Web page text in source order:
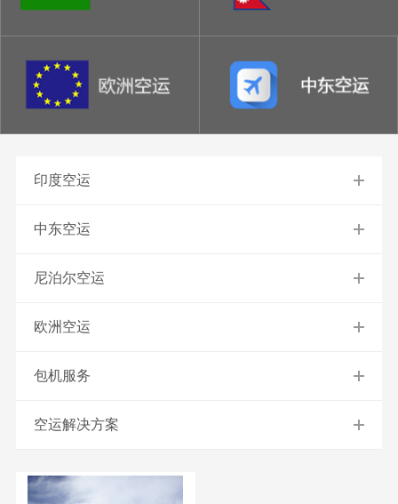
印度空运
中东空运
尼泊尔空运
欧洲空运
包机服务
空运解决方案